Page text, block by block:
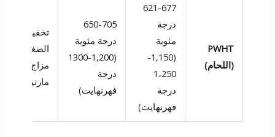
PWHT
(اللحام)
621-677
درجة
مئوية
(1,150-
1،250
درجة
فهرنهايت)
650-705
درجة مئوية
(1,200-1300
درجة
فهرنهايت)
تخفيف
الضغوط,
مزاج هاز
مارتينيت